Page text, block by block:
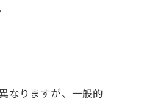
なりますが、一般的